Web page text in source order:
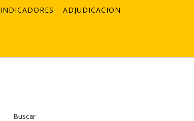
INDICADORES ADJUDICACION
Buscar